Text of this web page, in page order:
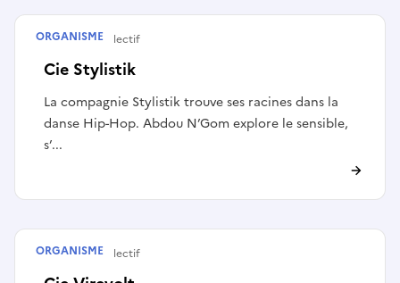
Cie Stylistik
La compagnie Stylistik trouve ses racines dans la
danse Hip-Hop. Abdou N’Gom explore le sensible,
s’...
Artiste ou collectif
ORGANISME
Artiste ou collectif
ORGANISME